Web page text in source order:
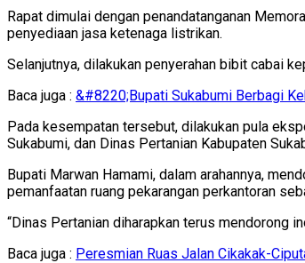
Rapat dimulai dengan penandatanganan
penyediaan jasa ketenaga listrikan.
Selanjutnya, dilakukan penyerahan bibit cabai
Baca juga : &#8220;Bupati Sukabumi Berbagi
Pada kesempatan tersebut, dilakukan pula
Sukabumi, dan Dinas Pertanian Kabupaten
Bupati Marwan Hamami, dalam arahannya,
pemanfaatan ruang pekarangan perkantoran
“Dinas Pertanian diharapkan terus mendorong
Baca juga : Peresmian Ruas Jalan Cikakak-